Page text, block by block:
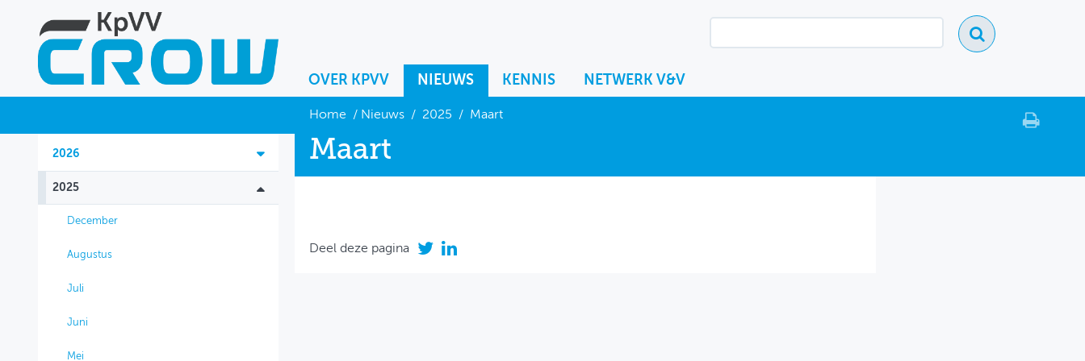
OVER KPVV NIEUWS KENNIS NETWERK V&V
NIEUWS
KENNIS
NETWERK V&V
Home / Nieuws/ 2025 / Maart
2026
2025
December
Augustus
Juli
Juni
Mei
Maart
Deel deze pagina